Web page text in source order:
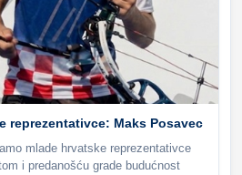
reprezentativce: Maks Posavec
mlade hrvatske reprezentativce
i predanošću grade budućnost